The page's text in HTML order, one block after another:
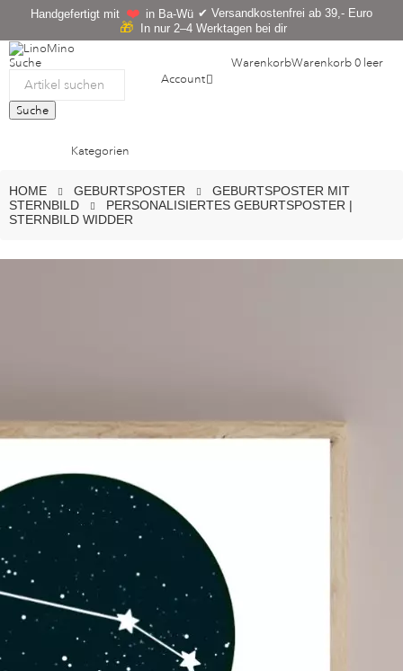
Handgefertigt mit ❤️ in Ba-Wü ✔ Versandkostenfrei ab 39,- Euro
🎁 In nur 2–4 Werktagen bei dir
Suche
Suche
Account
WarenkorbWarenkorb 0 leer
Kategorien
HOME GEBURTSPOSTER
GEBURTSPOSTER MIT
STERNBILD
PERSONALISIERTES GEBURTSPOSTER |
STERNBILD WIDDER